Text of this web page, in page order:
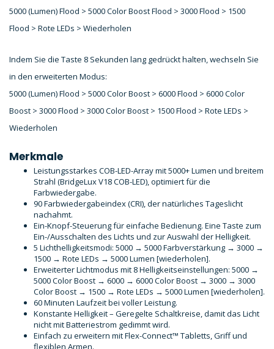
5000 (Lumen) Flood > 5000 Color Boost Flood > 3000 Flood > 1500
Flood > Rote LEDs > Wiederholen
Indem Sie die Taste 8 Sekunden lang gedrückt halten, wechseln Sie
in den erweiterten Modus:
5000 (Lumen) Flood > 5000 Color Boost > 6000 Flood > 6000 Color
Boost > 3000 Flood > 3000 Color Boost > 1500 Flood > Rote LEDs >
Wiederholen
Merkmale
Leistungsstarkes COB-LED-Array mit 5000+ Lumen und breitem
Strahl (BridgeLux V18 COB-LED), optimiert für die
Farbwiedergabe.
90 Farbwiedergabeindex (CRI), der natürliches Tageslicht
nachahmt.
Ein-Knopf-Steuerung für einfache Bedienung. Eine Taste zum
Ein-/Ausschalten des Lichts und zur Auswahl der Helligkeit.
5 Lichthelligkeitsmodi: 5000 → 5000 Farbverstärkung → 3000 →
1500 → Rote LEDs → 5000 Lumen [wiederholen].
Erweiterter Lichtmodus mit 8 Helligkeitseinstellungen: 5000 →
5000 Color Boost → 6000 → 6000 Color Boost → 3000 → 3000
Color Boost → 1500 → Rote LEDs → 5000 Lumen [wiederholen].
60 Minuten Laufzeit bei voller Leistung.
Konstante Helligkeit – Geregelte Schaltkreise, damit das Licht
nicht mit Batteriestrom gedimmt wird.
Einfach zu erweitern mit Flex-Connect™ Tabletts, Griff und
flexiblen Armen.